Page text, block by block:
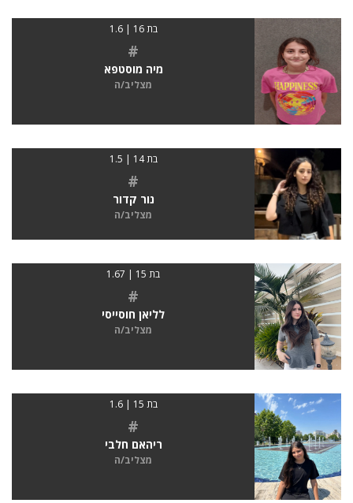
בת 16 | 1.6
#
מיה מוסטפא
מצליב/ה
בת 14 | 1.5
#
נור קדור
מצליב/ה
בת 15 | 1.67
#
לליאן חוסייסי
מצליב/ה
בת 15 | 1.6
#
ריהאם חלבי
מצליב/ה